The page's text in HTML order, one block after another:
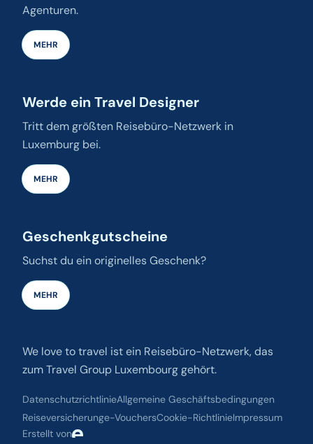
Agenturen.
MEHR
Werde ein Travel Designer
Tritt dem größten Reisebüro-Netzwerk in
Luxemburg bei.
MEHR
Geschenkgutscheine
Suchst du ein originelles Geschenk?
MEHR
We love to travel ist ein Reisebüro-Netzwerk, das
zum Travel Group Luxembourg gehört.
DatenschutzrichtlinieAllgemeine Geschäftsbedingungen
Reiseversicherunge-VouchersCookie-RichtlinieImpressum
Erstellt von